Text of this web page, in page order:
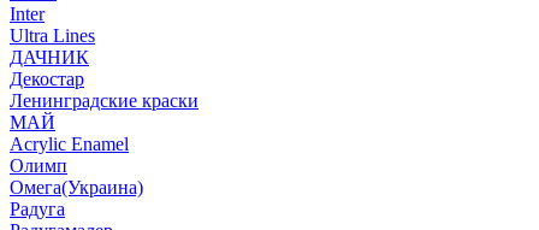
Inter
Ultra Lines
ДАЧНИК
Декостар
Ленинградские краски
МАЙ
Acrylic Enamel
Олимп
Омега(Украина)
Радуга